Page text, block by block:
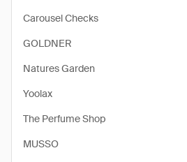
Carousel Checks
GOLDNER
Natures Garden
Yoolax
The Perfume Shop
MUSSO